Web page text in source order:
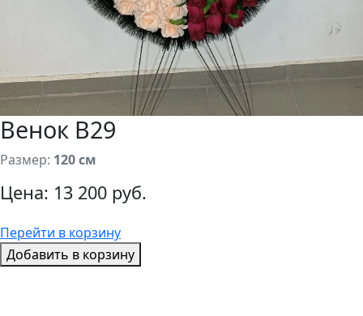
Венок В29
Размер: 120 см
Цена: 13 200 руб.
Перейти в корзину
Добавить в корзину